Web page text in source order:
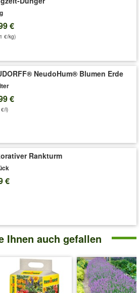
Polsterstauden werden 15 cm hoch
halbschattigen Standort.
of Wonder®' 4er Farbmix'
€
€/kg)
NeudoHum® Blumen Erde
€
l)
Rankturm
€
Ihnen auch gefallen